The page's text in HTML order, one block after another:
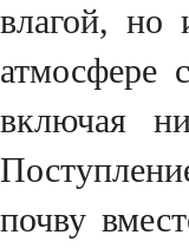
влагой, но
атмосфере
включая
почву